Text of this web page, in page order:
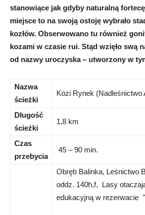
stanowiące jak gdyby naturalną
miejsce to na swoją ostoję wybrało
kozłów. Obserwowano tu również
kozami w czasie rui. Stąd wzięło swą
od nazwy uroczyska – utworzony w
Nazwa
ścieżki
Kozi Rynek (Nadleśnictwo
Długość
ścieżki
1,8 km
Czas
przebycia
45 – 90 min.
Obręb Balinka, Leśnictwo
oddz. 140h,f, Lasy
edukacyjną w rezerwacie